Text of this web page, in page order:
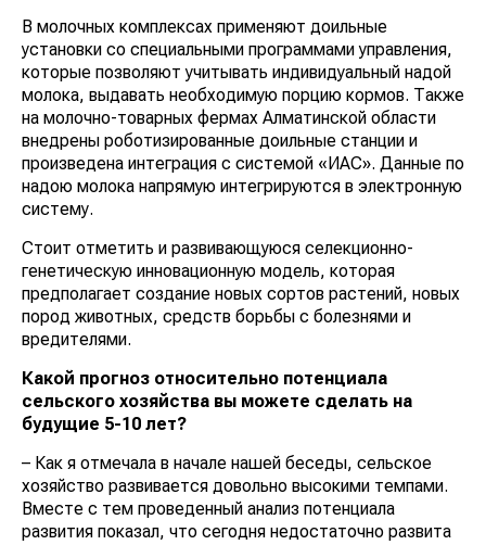
В молочных комплексах применяют доильные
установки со специальными программами управления,
которые позволяют учитывать индивидуальный надой
молока, выдавать необходимую порцию кормов. Также
на молочно-товарных фермах Алматинской области
внедрены роботизированные доильные станции и
произведена интеграция с системой «ИАС». Данные по
надою молока напрямую интегрируются в электронную
систему.
Стоит отметить и развивающуюся селекционно-
генетическую инновационную модель, которая
предполагает создание новых сортов растений, новых
пород животных, средств борьбы с болезнями и
вредителями.
Какой прогноз относительно потенциала
сельского хозяйства вы можете сделать на
будущие 5-10 лет?
– Как я отмечала в начале нашей беседы, сельское
хозяйство развивается довольно высокими темпами.
Вместе с тем проведенный анализ потенциала
развития показал, что сегодня недостаточно развита